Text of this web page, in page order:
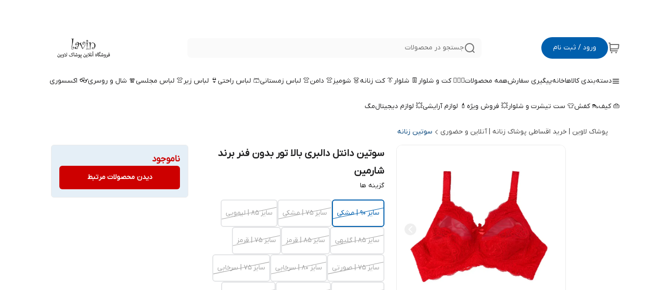
ورود / ثبت نام جستجو در محصولات
دسته‌بندی کالاهاخانهپیگیری سفارشهمه محصولات🤵🏻‍♀️ کت و شلوار 👖 شلوار👔 کت زنانه👗 شومیز👚 دامن👚 لباس زمستانی🩳 لباس راحتی👙 لباس زیر👚 لباس مجلسی🧣 شال و روسری👓 اکسسوری
👜 کیف👠 کفش👕 ست تیشرت و شلوار💥 فروش ویژه 💄 لوازم آرایشی💥 لوازم دیجیتالمگ
پوشاک لاوین | خرید اقساطی پوشاک زنانه | آنلاین و حضوری سوتین زنانه
سوتین دانتل دالبری بالا تور بدون فنر برند
شارمین
گزینه ها
سایز 90 | مشکی سایز 75 | مشکی سایز 85 | لیمویی
سایز 85 | گلبهی سایز 85 | قرمز سایز 75 | قرمز
سایز 75 | صورتی سایز 80 | سرخابی سایز 75 | سرخابی
ناموجود
دیدن محصولات مرتبط